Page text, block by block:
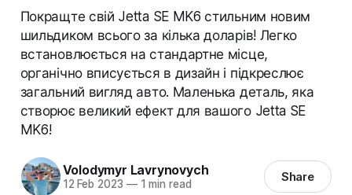
Покращте свій Jetta SE MK6 стильним новим
шильдиком всього за кілька доларів! Легко
встановлюється на стандартне місце,
органічно вписується в дизайн і підкреслює
загальний вигляд авто. Маленька деталь, яка
створює великий ефект для вашого Jetta SE
MK6!
Volodymyr Lavrynovych
12 Feb 2023 —1 min read Share